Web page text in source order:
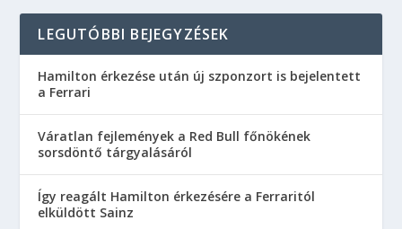
LEGUTÓBBI BEJEGYZÉSEK
Hamilton érkezése után új szponzort is bejelentett
a Ferrari
Váratlan fejlemények a Red Bull főnökének
sorsdöntő tárgyalásáról
Így reagált Hamilton érkezésére a Ferraritól
elküldött Sainz